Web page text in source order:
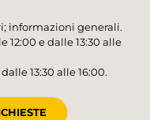
informazioni generali.
e dalle 13:30 alle
13:30 alle 16:00.